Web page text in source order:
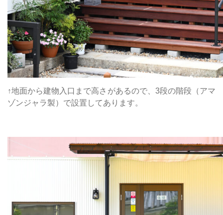
↑地面から建物入口まで高さがあるので、3段の階段（アマ
ゾンジャラ製）で設置してあります。